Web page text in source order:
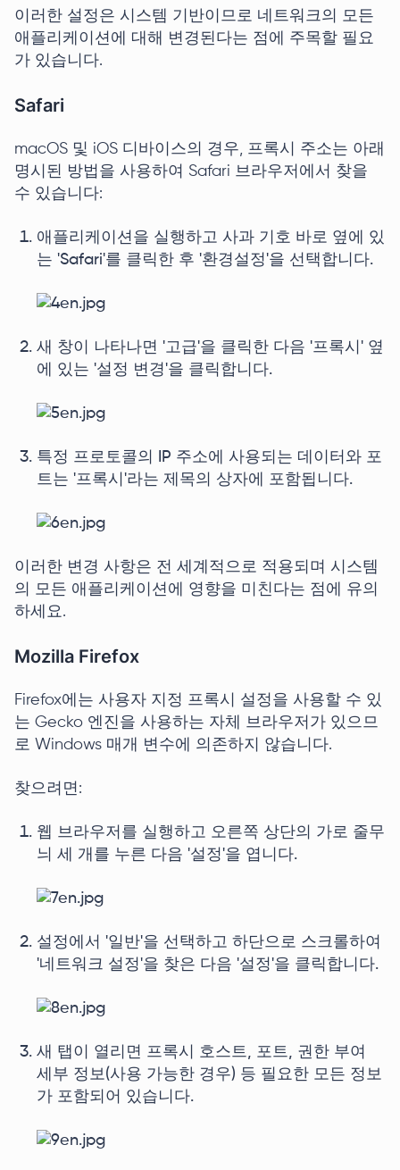
이러한 설정은 시스템 기반이므로 네트워크의 모든
애플리케이션에 대해 변경된다는 점에 주목할 필요
가 있습니다.
Safari
macOS 및 iOS 디바이스의 경우, 프록시 주소는 아래
명시된 방법을 사용하여 Safari 브라우저에서 찾을
수 있습니다:
애플리케이션을 실행하고 사과 기호 바로 옆에 있
는 'Safari'를 클릭한 후 '환경설정'을 선택합니다.
새 창이 나타나면 '고급'을 클릭한 다음 '프록시' 옆
에 있는 '설정 변경'을 클릭합니다.
특정 프로토콜의 IP 주소에 사용되는 데이터와 포
트는 '프록시'라는 제목의 상자에 포함됩니다.
이러한 변경 사항은 전 세계적으로 적용되며 시스템
의 모든 애플리케이션에 영향을 미친다는 점에 유의
하세요.
Mozilla Firefox
Firefox에는 사용자 지정 프록시 설정을 사용할 수 있
는 Gecko 엔진을 사용하는 자체 브라우저가 있으므
로 Windows 매개 변수에 의존하지 않습니다.
찾으려면:
웹 브라우저를 실행하고 오른쪽 상단의 가로 줄무
늬 세 개를 누른 다음 '설정'을 엽니다.
설정에서 '일반'을 선택하고 하단으로 스크롤하여
'네트워크 설정'을 찾은 다음 '설정'을 클릭합니다.
새 탭이 열리면 프록시 호스트, 포트, 권한 부여
세부 정보(사용 가능한 경우) 등 필요한 모든 정보
가 포함되어 있습니다.